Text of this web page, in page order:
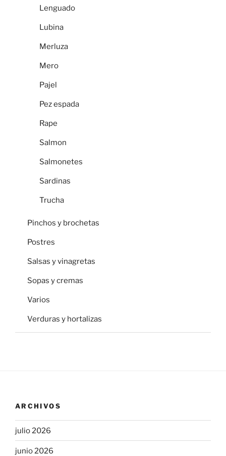
Lenguado
Lubina
Merluza
Mero
Pajel
Pez espada
Rape
Salmon
Salmonetes
Sardinas
Trucha
Pinchos y brochetas
Postres
Salsas y vinagretas
Sopas y cremas
Varios
Verduras y hortalizas
ARCHIVOS
julio 2026
junio 2026